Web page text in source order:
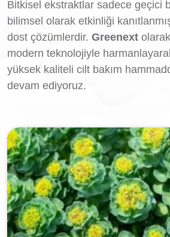
Bitkisel ekstraktlar sadece geçici
bilimsel olarak etkinliği
dost çözümlerdir. Greenext
modern teknolojiyle
yüksek kaliteli cilt bakım
devam ediyoruz.